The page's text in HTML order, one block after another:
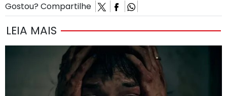
Gostou? Compartilhe
LEIA MAIS